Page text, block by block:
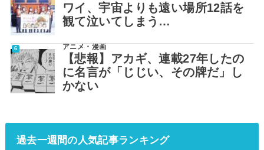
ワイ、宇宙よりも遠い場所12話を
観て泣いてしまう…
アニメ・漫画
【悲報】アカギ、連載27年したの
に名言が「じじい、その牌だ」し
かない
過去一週間の人気記事ランキング